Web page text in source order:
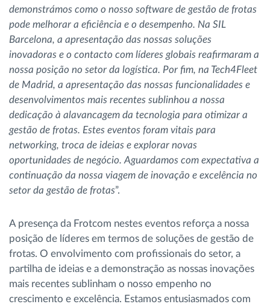
demonstrámos como o nosso software de gestão de frotas
pode melhorar a eficiência e o desempenho. Na SIL
Barcelona, a apresentação das nossas soluções
inovadoras e o contacto com líderes globais reafirmaram a
nossa posição no setor da logística. Por fim, na Tech4Fleet
de Madrid, a apresentação das nossas funcionalidades e
desenvolvimentos mais recentes sublinhou a nossa
dedicação à alavancagem da tecnologia para otimizar a
gestão de frotas. Estes eventos foram vitais para
networking, troca de ideias e explorar novas
oportunidades de negócio. Aguardamos com expectativa a
continuação da nossa viagem de inovação e excelência no
setor da gestão de frotas”.
A presença da Frotcom nestes eventos reforça a nossa
posição de líderes em termos de soluções de gestão de
frotas. O envolvimento com profissionais do setor, a
partilha de ideias e a demonstração as nossas inovações
mais recentes sublinham o nosso empenho no
crescimento e excelência. Estamos entusiasmados com